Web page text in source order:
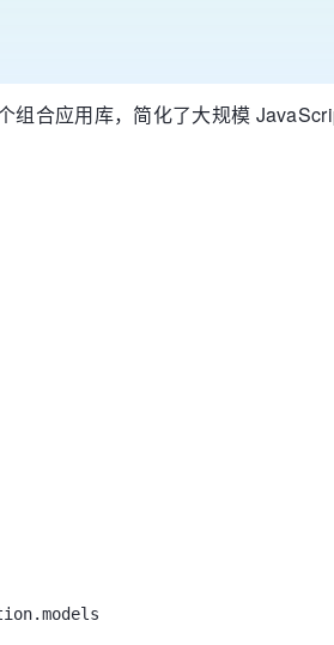
组合应用库，简化了大规模